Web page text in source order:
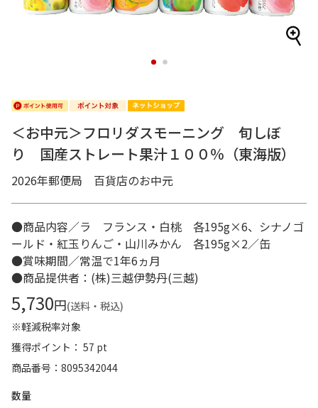
1 2
＜お中元＞フロリダスモーニング 旬しぼ
り 国産ストレート果汁１００％（東海版）
2026年郵便局 百貨店のお中元
●商品内容／ラ フランス・白桃 各195g×6、シナノゴ
ールド・紅玉りんご・山川みかん 各195g×2／缶
●賞味期間／常温で1年6ヵ月
●商品提供者：(株)三越伊勢丹(三越)
5,730円(送料・税込)
※軽減税率対象
獲得ポイント： 57 pt
商品番号
8095342044
数量